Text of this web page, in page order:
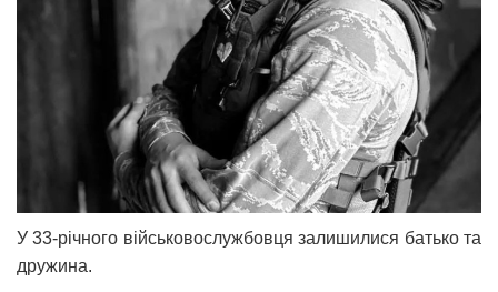
У 33-річного військовослужбовця залишилися батько та
дружина.